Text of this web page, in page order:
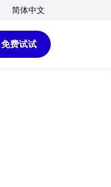
简体中文
免费试试